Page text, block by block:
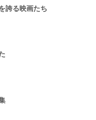
誇る映画たち